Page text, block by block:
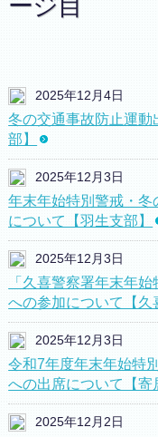
ージ目
2025年12月4日
冬の交通事故防止運
部】
2025年12月3日
年末年始特別警戒・
について【羽生支部】
2025年12月3日
「久喜警察署年末年
への参加について【久
2025年12月3日
令和7年度年末年始特
への出席について【寄
2025年12月2日